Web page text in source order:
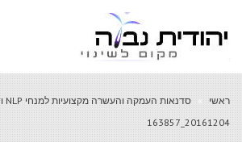
ראשי » סדנאות העמקה והעשרה מקצועיות למנחי NLP ודמיון מודרך
20161204_163857